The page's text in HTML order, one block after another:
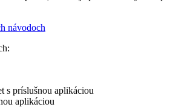
návodoch
s príslušnou aplikáciou
aplikáciou